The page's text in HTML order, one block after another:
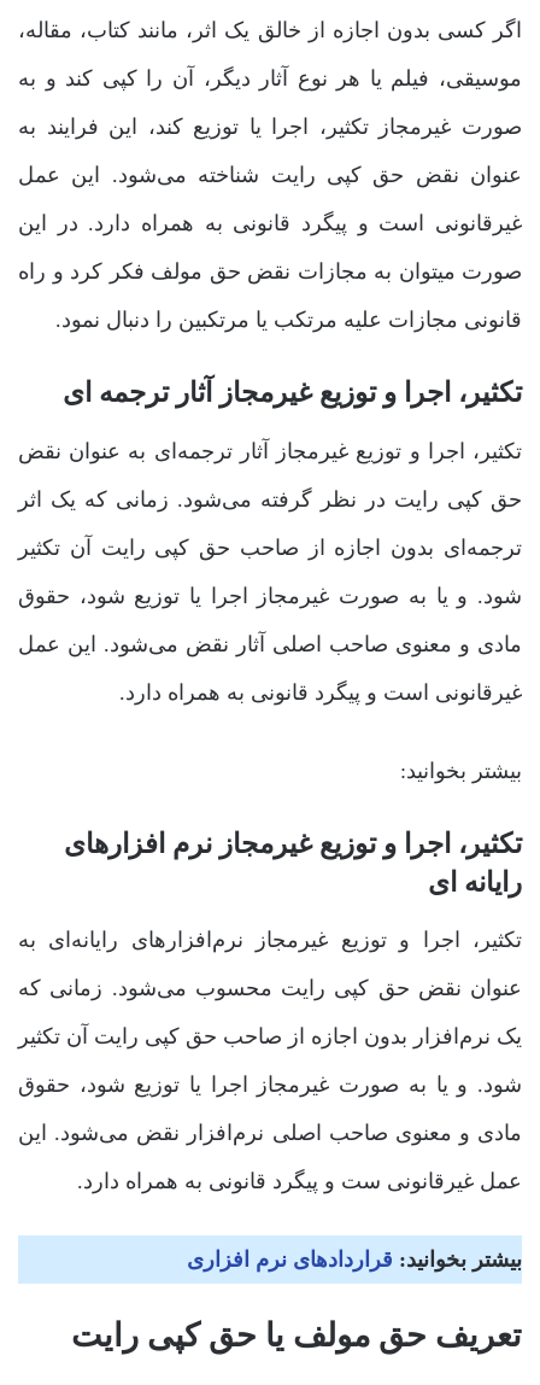
اگر کسی بدون اجازه از خالق یک اثر، مانند کتاب، مقاله،
موسیقی، فیلم یا هر نوع آثار دیگر، آن را کپی کند و به
صورت غیرمجاز تکثیر، اجرا یا توزیع کند، این فرایند به
عنوان نقض حق کپی رایت شناخته می‌شود. این عمل
غیرقانونی است و پیگرد قانونی به همراه دارد. در این
صورت میتوان به مجازات نقض حق مولف فکر کرد و راه
قانونی مجازات علیه مرتکب یا مرتکبین را دنبال نمود.
تکثیر، اجرا و توزیع غیرمجاز آثار ترجمه ای
تکثیر، اجرا و توزیع غیرمجاز آثار ترجمه‌ای به عنوان نقض
حق کپی رایت در نظر گرفته می‌شود. زمانی که یک اثر
ترجمه‌ای بدون اجازه از صاحب حق کپی رایت آن تکثیر
شود. و یا به صورت غیرمجاز اجرا یا توزیع شود، حقوق
مادی و معنوی صاحب اصلی آثار نقض می‌شود. این عمل
غیرقانونی است و پیگرد قانونی به همراه دارد.
بیشتر بخوانید:
تکثیر، اجرا و توزیع غیرمجاز نرم افزارهای
رایانه ای
تکثیر، اجرا و توزیع غیرمجاز نرم‌افزارهای رایانه‌ای به
عنوان نقض حق کپی رایت محسوب می‌شود. زمانی که
یک نرم‌افزار بدون اجازه از صاحب حق کپی رایت آن تکثیر
شود. و یا به صورت غیرمجاز اجرا یا توزیع شود، حقوق
مادی و معنوی صاحب اصلی نرم‌افزار نقض می‌شود. این
عمل غیرقانونی ست و پیگرد قانونی به همراه دارد.
بیشتر بخوانید: قراردادهای نرم افزاری
تعریف حق مولف یا حق کپی رایت